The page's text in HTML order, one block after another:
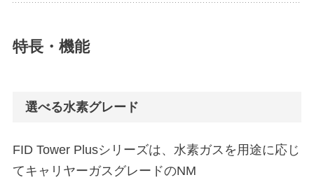
特長・機能
選べる水素グレード
FID Tower Plusシリーズは、水素ガスを用途に応じ
てキャリヤーガスグレードのNM